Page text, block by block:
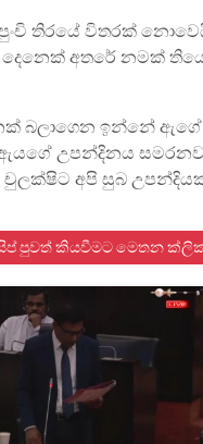
තිරයේ විතරක් නොවෙයි
අතරේ නමක්
බලාගෙන ඉන්නේ ඇගේ
උපන්දිනය
අපි සුබ
පුවත් කියවීමට මෙතන